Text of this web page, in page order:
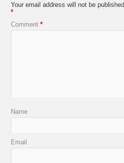
Your email address will not be published.
*
Comment*
Name
Email